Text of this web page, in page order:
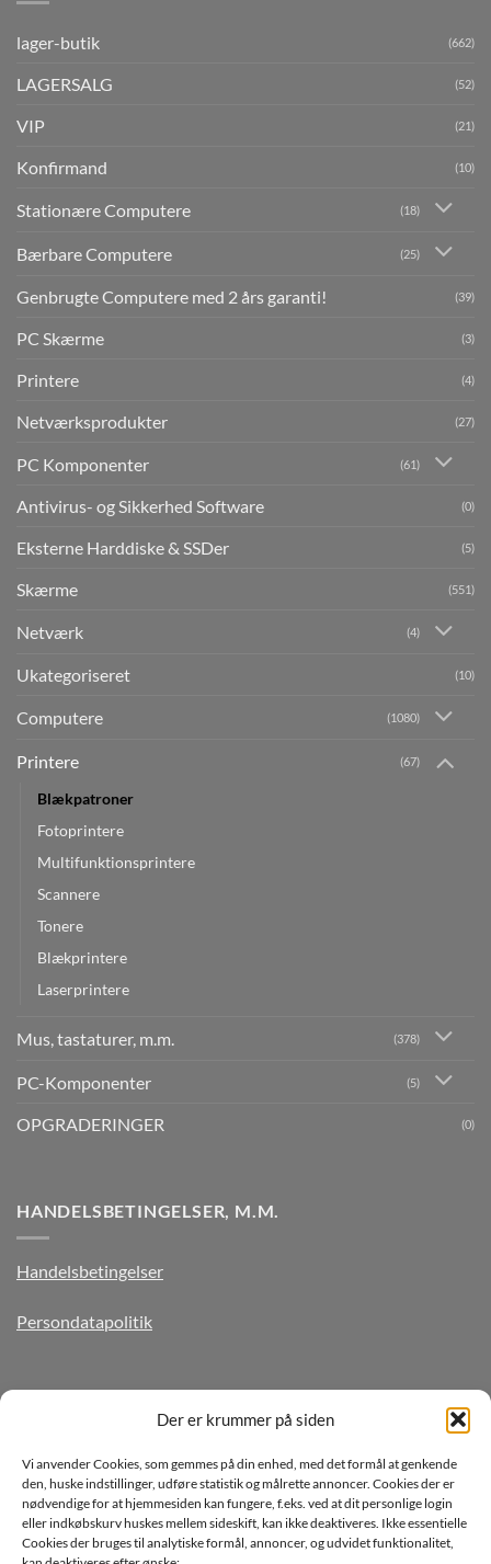
Der er krummer på siden
Vi anvender Cookies, som gemmes på din enhed, med det formål at genkende
den, huske indstillinger, udføre statistik og målrette annoncer. Cookies der er
nødvendige for at hjemmesiden kan fungere, f.eks. ved at dit personlige login
eller indkøbskurv huskes mellem sideskift, kan ikke deaktiveres. Ikke essentielle
Cookies der bruges til analytiske formål, annoncer, og udvidet funktionalitet,
lager-butik (662)
LAGERSALG (52)
VIP (21)
Konfirmand (10)
Stationære Computere (18)
Bærbare Computere (25)
Genbrugte Computere med 2 års garanti! (39)
PC Skærme (3)
Printere (4)
Netværksprodukter (27)
PC Komponenter (61)
Antivirus- og Sikkerhed Software (0)
Eksterne Harddiske & SSDer (5)
Skærme (551)
Netværk (4)
Ukategoriseret (10)
Computere (1080)
Printere (67)
Blækpatroner
Fotoprintere
Multifunktionsprintere
Scannere
Tonere
Blækprintere
Laserprintere
Mus, tastaturer, m.m. (378)
PC-Komponenter (5)
OPGRADERINGER (0)
HANDELSBETINGELSER, M.M.
Handelsbetingelser
Persondatapolitik